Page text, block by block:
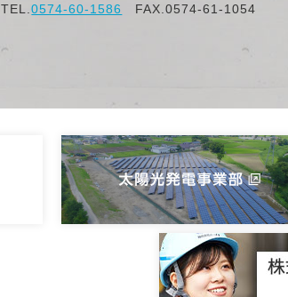
TEL.0574-60-1586 FAX.0574-61-1054